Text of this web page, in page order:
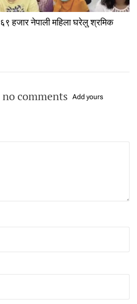
हजार नेपाली महिला घरेलु श्रमिक
comments Add yours